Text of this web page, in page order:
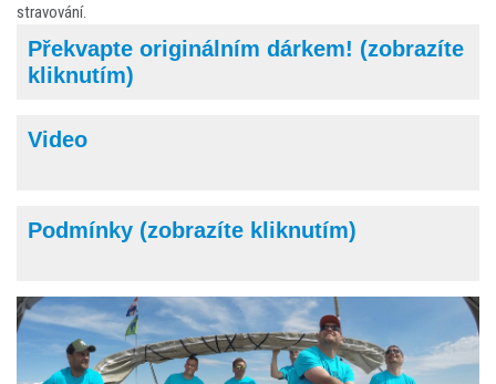
stravování.
Překvapte originálním dárkem! (zobrazíte
kliknutím)
Video
Podmínky (zobrazíte kliknutím)